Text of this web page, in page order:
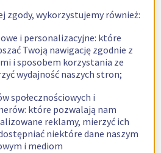
zgody, wykorzystujemy również:
i personalizacyjne: które
Twoją nawigację zgodnie z
i sposobem korzystania ze
wydajność naszych stron;
społecznościowych i
które pozwalają nam
reklamy, mierzyć ich
niektóre dane naszym
i mediom